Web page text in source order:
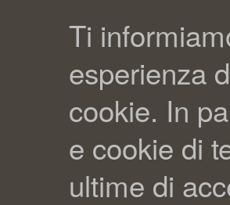
Ti
esperienza
cookie. In
e cookie di
ultime di